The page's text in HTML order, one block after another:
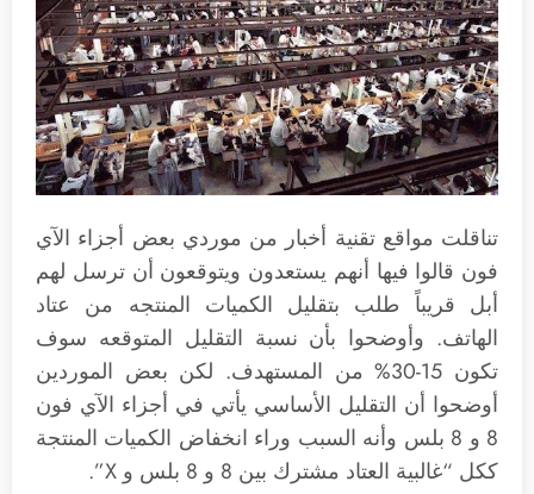
تناقلت مواقع تقنية أخبار من موردي بعض أجزاء الآي
فون قالوا فيها أنهم يستعدون ويتوقعون أن ترسل لهم
أبل قريباً طلب بتقليل الكميات المنتجه من عتاد
الهاتف. وأوضحوا بأن نسبة التقليل المتوقعه سوف
تكون 15-30% من المستهدف. لكن بعض الموردين
أوضحوا أن التقليل الأساسي يأتي في أجزاء الآي فون
8 و 8 بلس وأنه السبب وراء انخفاض الكميات المنتجة
ككل “غالبية العتاد مشترك بين 8 و 8 بلس و X”.